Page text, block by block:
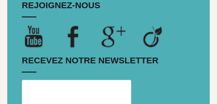
REJOIGNEZ-NOUS
RECEVEZ NOTRE NEWSLETTER